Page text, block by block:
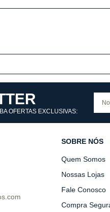
OFERTAS EXCLUSIVAS:
SOBRE NÓS
Quem Somos
Nossas Lojas
Fale Conosco
Compra